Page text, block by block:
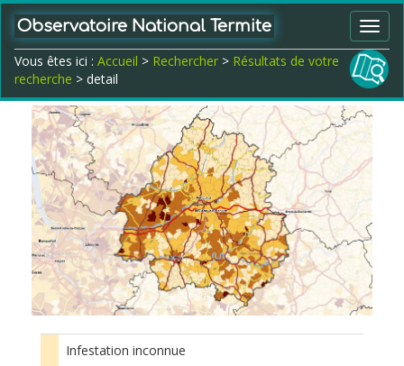
Observatoire National Termite
Vous êtes ici : Accueil > Rechercher > Résultats de votre
recherche > detail
Infestation inconnue